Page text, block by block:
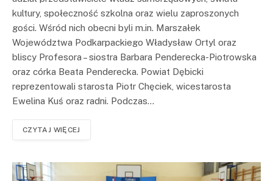
kultury, społeczność szkolna oraz wielu zaproszonych
gości. Wśród nich obecni byli m.in. Marszałek
Województwa Podkarpackiego Władysław Ortyl oraz
bliscy Profesora – siostra Barbara Penderecka-Piotrowska
oraz córka Beata Penderecka. Powiat Dębicki
reprezentowali starosta Piotr Chęciek, wicestarosta
Ewelina Kuś oraz radni. Podczas…
CZYTAJ WIĘCEJ